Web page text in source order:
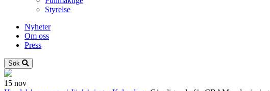
Styrelse
Nyheter
Om oss
Press
Sök
15 nov